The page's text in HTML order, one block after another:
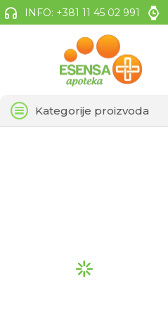
INFO: +381 11 45 02 991
Kategorije proizvoda